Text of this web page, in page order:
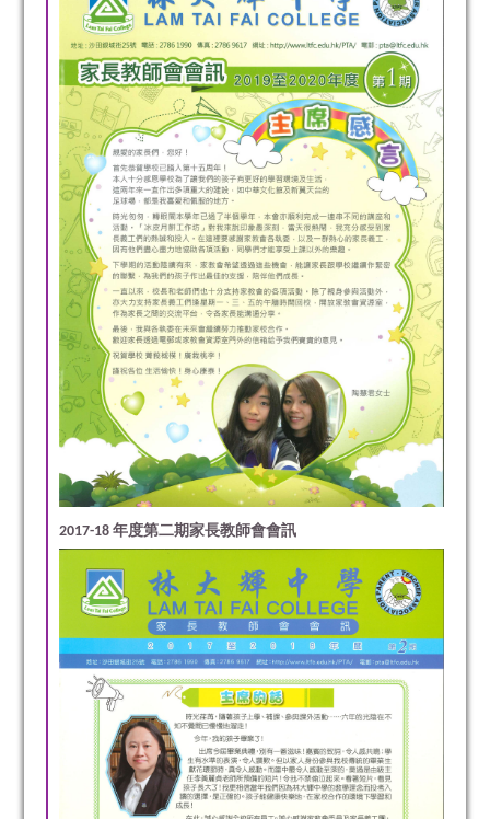
2017-18 年度第二期家長教師會會訊